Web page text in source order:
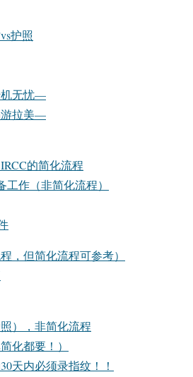
护照
无忧—
拉美—
的简化流程
工作（非简化流程）
，但简化流程可参考）
），非简化流程
化都要！）
天内必须录指纹！！